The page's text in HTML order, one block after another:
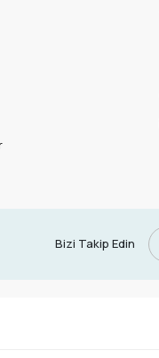
Bizi Takip Edin